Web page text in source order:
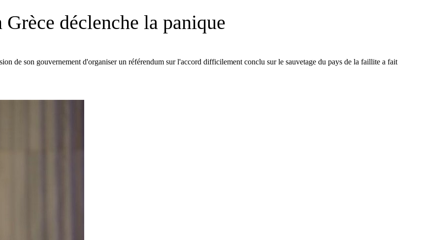
déclenche la panique
de son gouvernement d'organiser un référendum sur l'accord difficilement conclu sur le sauvetage du pays de la faillite a fait